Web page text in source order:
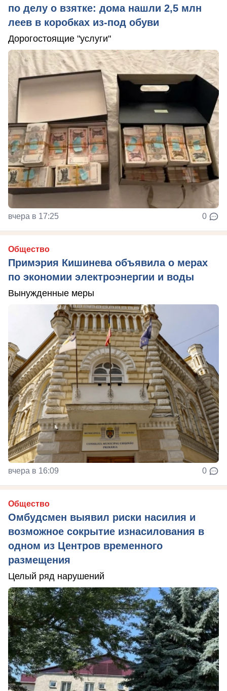
по делу о взятке: дома нашли 2,5 млн
леев в коробках из-под обуви
Дорогостоящие "услуги"
вчера в 17:25 0
Общество
Примэрия Кишинева объявила о мерах
по экономии электроэнергии и воды
Вынужденные меры
вчера в 16:09 0
Общество
Омбудсмен выявил риски насилия и
возможное сокрытие изнасилования в
одном из Центров временного
размещения
Целый ряд нарушений